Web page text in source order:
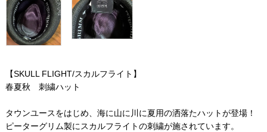
【SKULL FLIGHT/スカルフライト】
春夏秋 刺繍ハット
タウンユースをはじめ、海に山に川に夏用の洒落たハットが登場！
ピーターグリム製にスカルフライトの刺繍が施されています。